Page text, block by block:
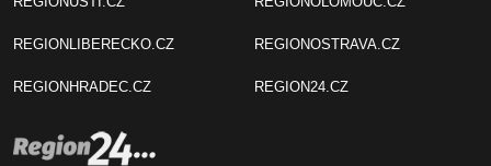
REGIONLIBERECKO.CZ
REGIONHRADEC.CZ
REGIONOSTRAVA.CZ
REGION24.CZ